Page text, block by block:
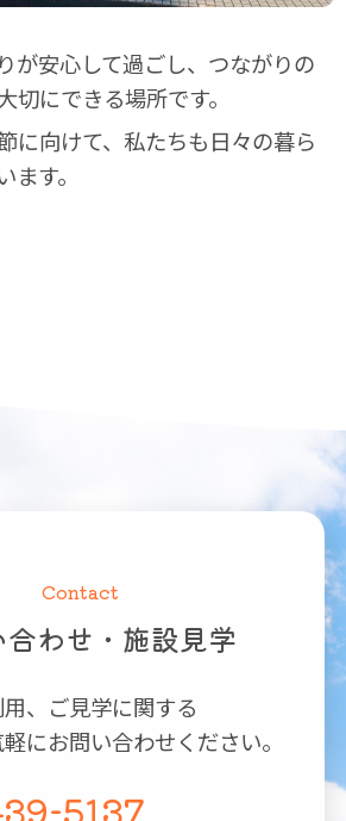
が安心して過ごし、つながりの
切にできる場所です。
に向けて、私たちも日々の暮ら
ます。
Contact
合わせ・施設見学
用、ご見学に関する
にお問い合わせください。
5137